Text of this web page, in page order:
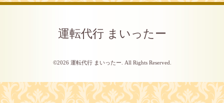
運転代行 まいったー
©2026 運転代行 まいったー . All Rights Reserved.